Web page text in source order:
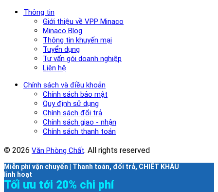
Thông tin
Giới thiệu về VPP Minaco
Minaco Blog
Thông tin khuyến mại
Tuyển dụng
Tư vấn gói doanh nghiệp
Liên hệ
Chính sách và điều khoản
Chính sách bảo mật
Quy định sử dụng
Chính sách đổi trả
Chính sách giao - nhận
Chính sách thanh toán
© 2026 Văn Phòng Chất. All rights reserved
Miễn phí vận chuyển | Thanh toán, đổi trả, CHIẾT KHẤU
linh hoạt
Tối ưu tới 20% chi phí